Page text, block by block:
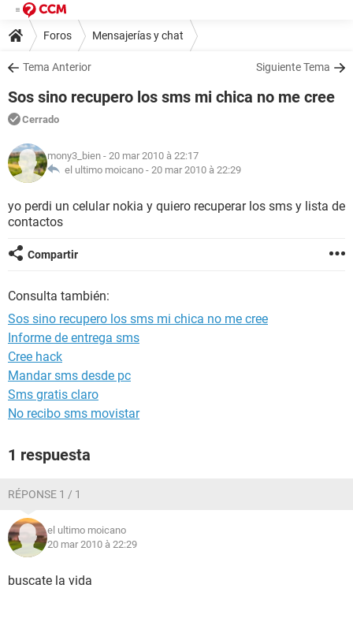
Foros Mensajerías y chat
Tema Anterior Siguiente Tema
Sos sino recupero los sms mi chica no me cree
Cerrado
mony3_bien - 20 mar 2010 à 22:17
el ultimo moicano - 20 mar 2010 à 22:29
yo perdi un celular nokia y quiero recuperar los sms y lista de
contactos
Compartir
Consulta también:
Sos sino recupero los sms mi chica no me cree
Informe de entrega sms
Cree hack
Mandar sms desde pc
Sms gratis claro
No recibo sms movistar
1 respuesta
RÉPONSE 1 / 1
el ultimo moicano
20 mar 2010 à 22:29
buscate la vida